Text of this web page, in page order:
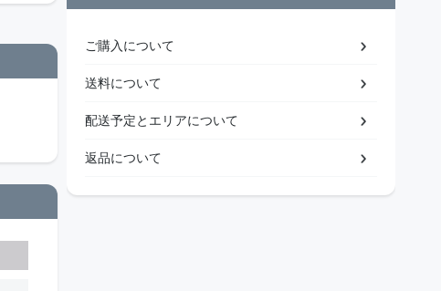
ご購入について
送料について
配送予定とエリアについて
返品について